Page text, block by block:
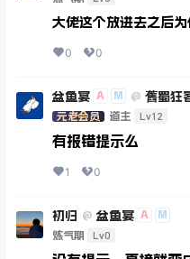
大佬这个放进去之后
0 0
盆鱼宴 A M @ 舊蜀狂
元老会员 道主 Lv12
有报错提示么
1 0
初归 @ 盆鱼宴 A
M
炼气期
Lv0